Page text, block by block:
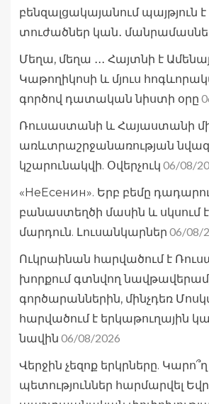
բենզալցակայանում պայթյուն է
տուժածներ կան․
Մեղա, մեղա ․․․ Հայտնի է
Կաթողիկոսի և մյուս
գործով դատական նիստի օրը
Ռուսաստանի և Հայաստանի
առևտրաշրջանառության
կշարունակվի. Օվերչուկ 06/08/
«НеЕсенин». Երբ բեմը
բանաստեղծի մասին և սկսում
մարդուն. Լուսանկարներ 06/08/
Ուկրաինան հարվածում է
խորքում գտնվող
գործարաններին, մինչդեռ
հարվածում է երկաթուղային
նավին 06/08/2026
Վերջին չեզոք երկրները.
պետություններ հարմարվել